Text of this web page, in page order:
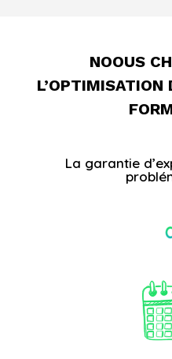
NOOUS
L’OPTIMISATION
La garantie